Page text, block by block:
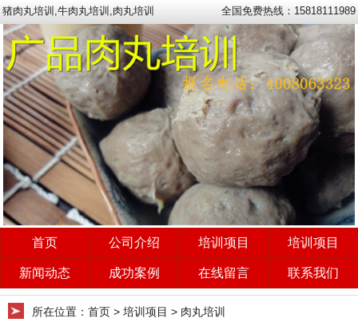
猪肉丸培训,牛肉丸培训,肉丸培训 全国免费热线：15818111989
首页 公司介绍 培训项目 培训项目
新闻动态 成功案例 在线留言 联系我们
所在位置： 首页 > 培训项目 > 肉丸培训